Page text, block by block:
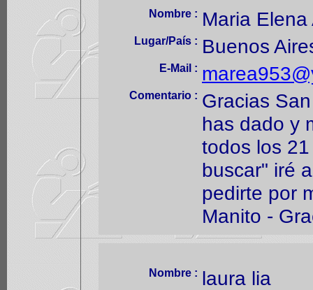
Nombre : Maria
Lugar/País : Buenos
E-Mail :
Comentario : Gracias
has dado y
todos los
buscar" iré
pedirte por
Manito -
Nombre : laura lia